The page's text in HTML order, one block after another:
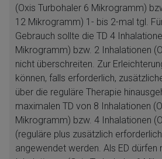
(Oxis Turbohaler 6 Mikrogramm)
12 Mikrogramm) 1- bis 2-mal tgl.
Gebrauch sollte die TD 4
Mikrogramm) bzw. 2 Inhalationen
nicht überschreiten. Zur
können, falls erforderlich,
über die reguläre Therapie
maximalen TD von 8 Inhalationen
Mikrogramm) bzw. 4 Inhalationen
(reguläre plus zusätzlich
angewendet werden. Als ED dürfen